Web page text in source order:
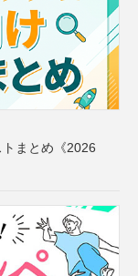
まとめ《2026